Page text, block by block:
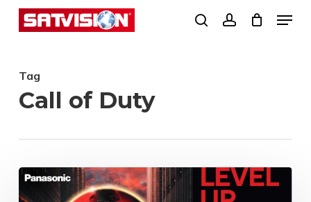
Skip
content
search
Menu
Tag
Call of Duty